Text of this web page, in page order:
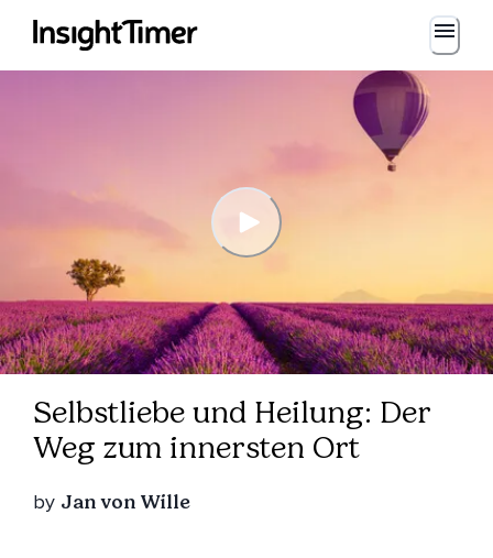
Selbstliebe und Heilung: Der
Weg zum innersten Ort
by Jan von Wille